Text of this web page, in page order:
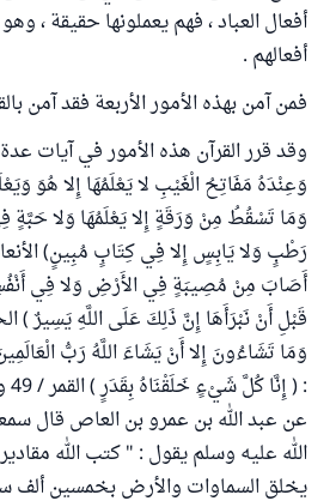
أفعال العباد ، فهم يعملونها حقيقة ،
أفعالهم .
فمن آمن بهذه الأمور الأربعة فقد آمن
وقد قرر القرآن هذه الأمور في آيات
وَعِنْدَهُ مَفَاتِحُ الْغَيْبِ لا يَعْلَمُهَا إِلا هُوَ
وَمَا تَسْقُطُ مِنْ وَرَقَةٍ إِلا يَعْلَمُهَا وَلا
أَصَابَ مِنْ مُصِيبَةٍ فِي الأَرْضِ وَلا فِي
عن عبد الله بن عمرو بن العاص قال
الله عليه وسلم يقول : " كتب الله
يخلق السماوات والأرض بخمسين ألف